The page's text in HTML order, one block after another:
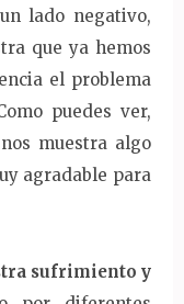
lado negativo,
que ya hemos
el problema
puedes ver,
muestra algo
agradable para
sufrimiento y